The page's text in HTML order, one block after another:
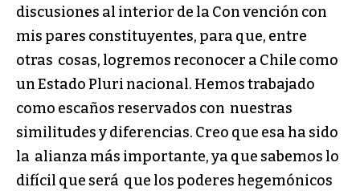
discusiones al interior de la Con vención con
mis pares constituyentes, para que, entre
otras cosas, logremos reconocer a Chile como
un Estado Pluri nacional. Hemos trabajado
como escaños reservados con nuestras
similitudes y diferencias. Creo que esa ha sido
la alianza más importante, ya que sabemos lo
difícil que será que los poderes hegemónicos